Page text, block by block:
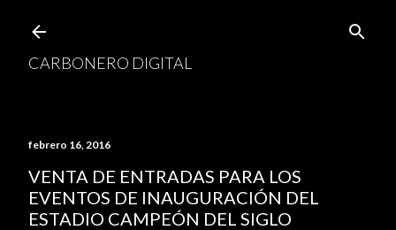
CARBONERO DIGITAL
febrero 16, 2016
VENTA DE ENTRADAS PARA LOS
EVENTOS DE INAUGURACIÓN DEL
ESTADIO CAMPEÓN DEL SIGLO